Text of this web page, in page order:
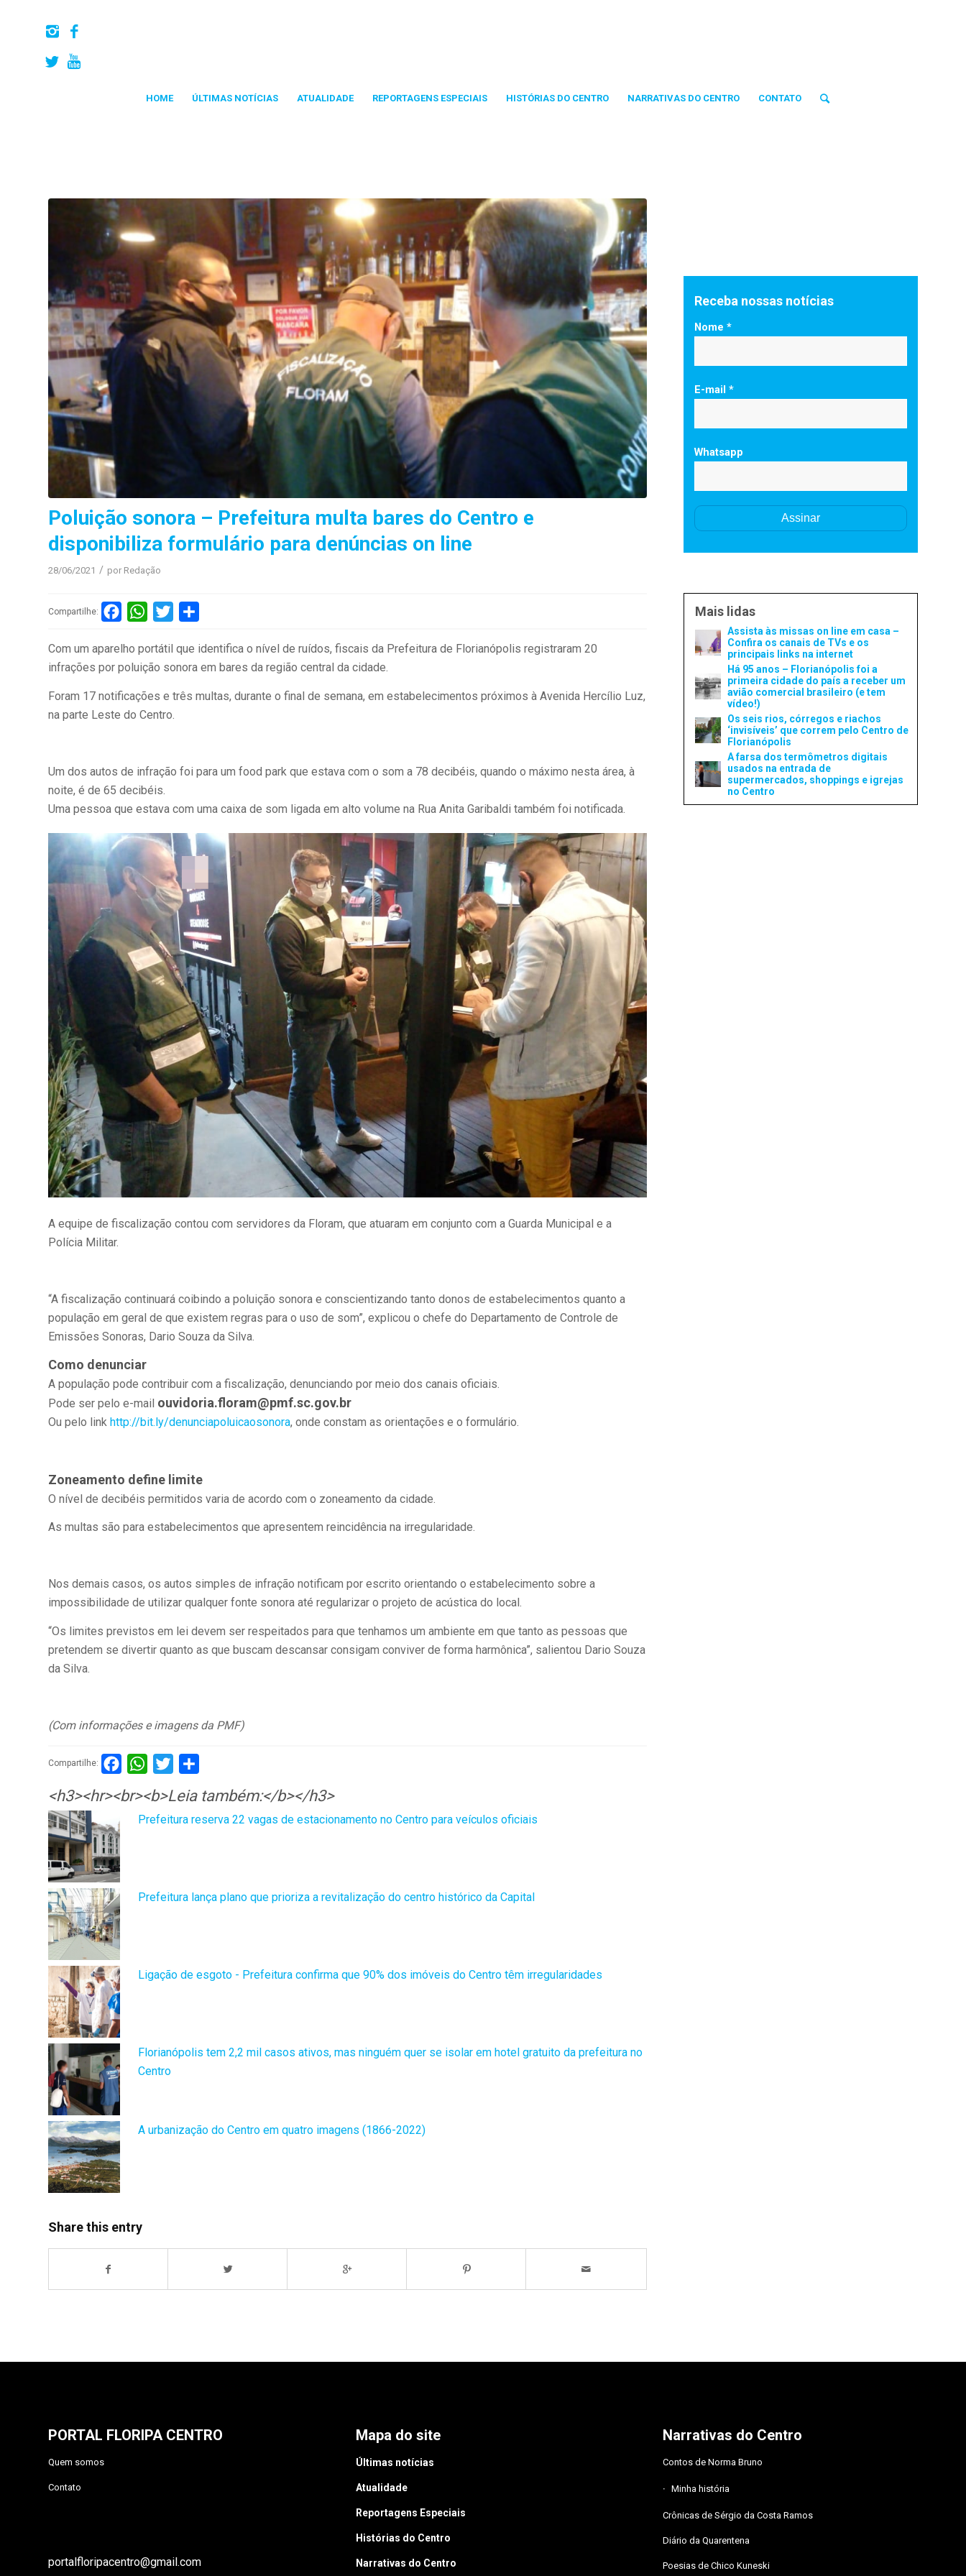
HOME ÚLTIMAS NOTÍCIAS ATUALIDADE REPORTAGENS ESPECIAIS HISTÓRIAS DO CENTRO NARRATIVAS DO CENTRO CONTATO
Poluição sonora – Prefeitura multa bares do Centro e
disponibiliza formulário para denúncias on line
28/06/2021 / por Redação
Compartilhe: FacebookWhatsApp
Twitter
Com um aparelho portátil que identifica o nível de ruídos, fiscais da Prefeitura de Florianópolis registraram 20
infrações por poluição sonora em bares da região central da cidade.
Foram 17 notificações e três multas, durante o final de semana, em estabelecimentos próximos à Avenida Hercílio Luz,
na parte Leste do Centro.
Um dos autos de infração foi para um food park que estava com o som a 78 decibéis, quando o máximo nesta área, à
noite, é de 65 decibéis.
Uma pessoa que estava com uma caixa de som ligada em alto volume na Rua Anita Garibaldi também foi notificada.
A equipe de fiscalização contou com servidores da Floram, que atuaram em conjunto com a Guarda Municipal e a
Polícia Militar.
“A fiscalização continuará coibindo a poluição sonora e conscientizando tanto donos de estabelecimentos quanto a
população em geral de que existem regras para o uso de som”, explicou o chefe do Departamento de Controle de
Emissões Sonoras, Dario Souza da Silva.
Como denunciar
A população pode contribuir com a fiscalização, denunciando por meio dos canais oficiais.
Pode ser pelo e-mail ouvidoria.floram@pmf.sc.gov.br
Ou pelo link http://bit.ly/denunciapoluicaosonora, onde constam as orientações e o formulário.
Zoneamento define limite
O nível de decibéis permitidos varia de acordo com o zoneamento da cidade.
As multas são para estabelecimentos que apresentem reincidência na irregularidade.
Nos demais casos, os autos simples de infração notificam por escrito orientando o estabelecimento sobre a
impossibilidade de utilizar qualquer fonte sonora até regularizar o projeto de acústica do local.
“Os limites previstos em lei devem ser respeitados para que tenhamos um ambiente em que tanto as pessoas que
pretendem se divertir quanto as que buscam descansar consigam conviver de forma harmônica”, salientou Dario Souza
da Silva.
(Com informações e imagens da PMF)
Compartilhe: FacebookWhatsApp
Twitter
<h3><hr><br><b>Leia também:</b></h3>
Prefeitura reserva 22 vagas de estacionamento no Centro para veículos oficiais
Prefeitura lança plano que prioriza a revitalização do centro histórico da Capital
Ligação de esgoto - Prefeitura confirma que 90% dos imóveis do Centro têm irregularidades
Florianópolis tem 2,2 mil casos ativos, mas ninguém quer se isolar em hotel gratuito da prefeitura no
Centro
A urbanização do Centro em quatro imagens (1866-2022)
Share this entry
Receba nossas notícias
Nome *
E-mail *
Whatsapp
Mais lidas
Assista às missas on line em casa –
Confira os canais de TVs e os
principais links na internet
Há 95 anos – Florianópolis foi a
primeira cidade do país a receber um
avião comercial brasileiro (e tem
vídeo!)
Os seis rios, córregos e riachos
‘invisíveis’ que correm pelo Centro de
Florianópolis
A farsa dos termômetros digitais
usados na entrada de
supermercados, shoppings e igrejas
no Centro
PORTAL FLORIPA CENTRO
Quem somos
Contato
portalfloripacentro@gmail.com
Mapa do site
Últimas notícias
Atualidade
Reportagens Especiais
Histórias do Centro
Narrativas do Centro
Narrativas do Centro
Contos de Norma Bruno
Minha história
Crônicas de Sérgio da Costa Ramos
Diário da Quarentena
Poesias de Chico Kuneski